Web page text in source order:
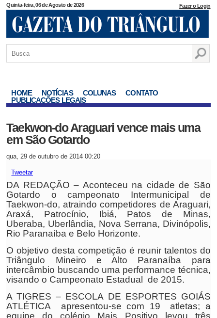
Quinta-feira, 06 de Agosto de 2026 Fazer o Login
HOME NOTÍCIAS COLUNAS
CONTATO
PUBLICAÇÕES LEGAIS
Taekwon-do Araguari vence mais uma
em São Gotardo
qua, 29 de outubro de 2014 00:20
Tweetar
DA REDAÇÃO – Aconteceu na cidade de São
Gotardo o campeonato Intermunicipal de
Taekwon-do, atraindo competidores de Araguari,
Araxá, Patrocínio, Ibiá, Patos de Minas,
Uberaba, Uberlândia, Nova Serrana, Divinópolis,
Rio Paranaíba e Belo Horizonte.
O objetivo desta competição é reunir talentos do
Triângulo Mineiro e Alto Paranaíba para
intercâmbio buscando uma performance técnica,
visando o Campeonato Estadual de 2015.
A TIGRES – ESCOLA DE ESPORTES GOIÁS
ATLÉTICA apresentou-se com 19 atletas; a
equipe do colégio Mais Positivo levou três